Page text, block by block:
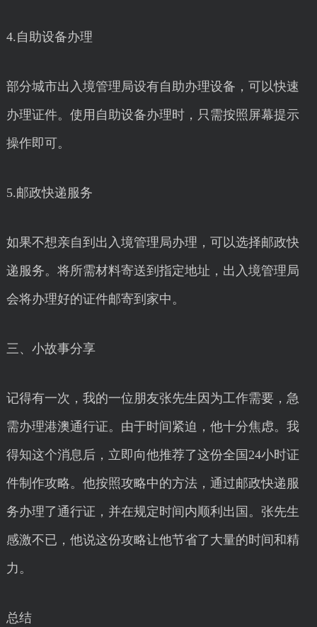
4.自助设备办理
部分城市出入境管理局设有自助办理设备，可以快速
办理证件。使用自助设备办理时，只需按照屏幕提示
操作即可。
5.邮政快递服务
如果不想亲自到出入境管理局办理，可以选择邮政快
递服务。将所需材料寄送到指定地址，出入境管理局
会将办理好的证件邮寄到家中。
三、小故事分享
记得有一次，我的一位朋友张先生因为工作需要，急
需办理港澳通行证。由于时间紧迫，他十分焦虑。我
得知这个消息后，立即向他推荐了这份全国24小时证
件制作攻略。他按照攻略中的方法，通过邮政快递服
务办理了通行证，并在规定时间内顺利出国。张先生
感激不已，他说这份攻略让他节省了大量的时间和精
力。
总结